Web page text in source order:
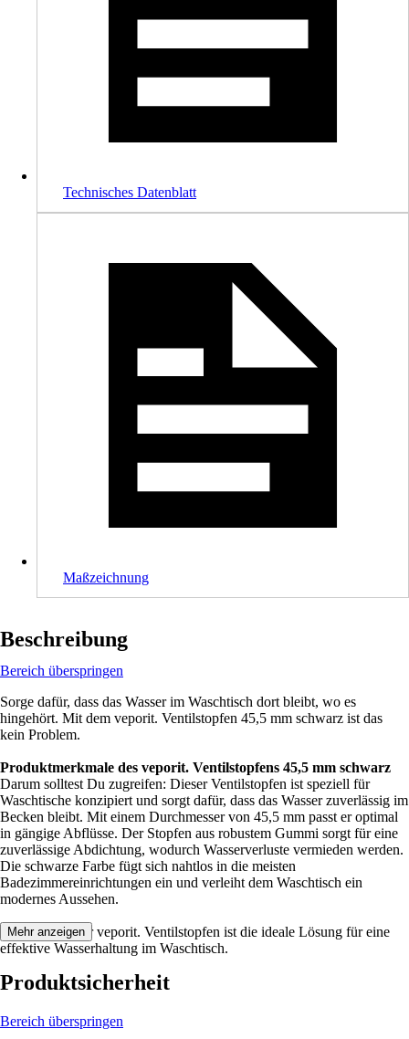
Technisches Datenblatt
Maßzeichnung
Beschreibung
Bereich überspringen
Sorge dafür, dass das Wasser im Waschtisch dort bleibt, wo es
hingehört. Mit dem veporit. Ventilstopfen 45,5 mm schwarz ist das
kein Problem.
Produktmerkmale des veporit. Ventilstopfens 45,5 mm schwarz
Darum solltest Du zugreifen: Dieser Ventilstopfen ist speziell für
Waschtische konzipiert und sorgt dafür, dass das Wasser zuverlässig im
Becken bleibt. Mit einem Durchmesser von 45,5 mm passt er optimal
in gängige Abflüsse. Der Stopfen aus robustem Gummi sorgt für eine
zuverlässige Abdichtung, wodurch Wasserverluste vermieden werden.
Die schwarze Farbe fügt sich nahtlos in die meisten
Badezimmereinrichtungen ein und verleiht dem Waschtisch ein
modernes Aussehen.
Festgezurrt: Der veporit. Ventilstopfen ist die ideale Lösung für eine
effektive Wasserhaltung im Waschtisch.
Mehr anzeigen
Produktsicherheit
Bereich überspringen